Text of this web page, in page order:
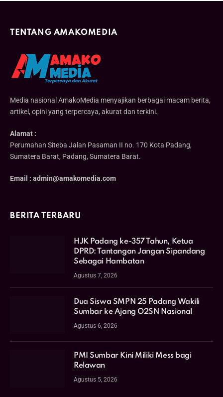
TENTANG AMAKOMEDIA
Media nasional AmakoMedia menyajikan berbagai macam berita,
artikel, opini yang terpercaya, akurat dan terkini.
Alamat :
Perumahan Siteba Jalan Pasaman II no. 170 Kota Padang,
Sumatera Barat, Padang, Sumatera Barat.
Email : admin@amakomedia.com
BERITA TERBARU
HJK Padang ke-357 Tahun, Ketua
DPRD: Tantangan Jangan Sipandang
Sebagai Hambatan
Agustus 7, 2026
Dua Siswa SMPN 25 Padang Wakili
Sumbar ke Ajang O2SN Nasional
Agustus 6, 2026
PMI Sumbar Kini Miliki Mess bagi
Relawan
Agustus 5, 2026